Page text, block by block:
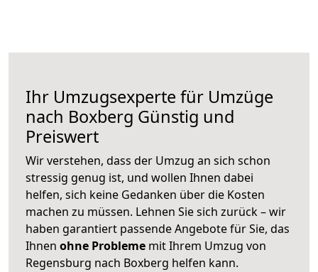
Ihr Umzugsexperte für Umzüge
nach Boxberg Günstig und
Preiswert
Wir verstehen, dass der Umzug an sich schon
stressig genug ist, und wollen Ihnen dabei
helfen, sich keine Gedanken über die Kosten
machen zu müssen. Lehnen Sie sich zurück – wir
haben garantiert passende Angebote für Sie, das
Ihnen ohne Probleme mit Ihrem Umzug von
Regensburg nach Boxberg helfen kann.